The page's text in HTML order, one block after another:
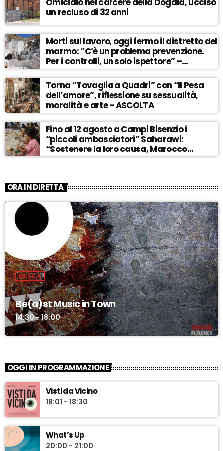
Omicidio nel carcere della Dogaia, ucciso
un recluso di 32 anni
Morti sul lavoro, oggi fermo il distretto del
marmo: “C’è un problema prevenzione.
Per i controlli, un solo ispettore” –
ASCOLTA
Torna “Tovaglia a Quadri” con “Il Pesa
dell’amore”, riflessione su sessualità,
moralità e arte – ASCOLTA
Fino al 12 agosto a Campi Bisenzio i
“piccoli ambasciatori” Saharawi:
“Sostenere la loro causa, Marocco
sempre più invadente” – ASCOLTA
ORA IN DIRETTA
MUSICA
Be(a)st Music in Town
14:30 - 18:00
OGGI IN PROGRAMMAZIONE
Visti da Vicino
18:01 - 18:30
What’s Up
20:00 - 21:00